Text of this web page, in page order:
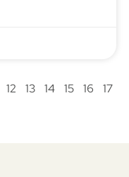
12 13 14 15 16 17